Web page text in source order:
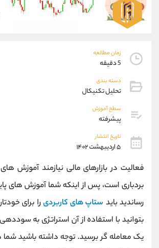
زمان مطالعه
5 دقیقه
دسته بندی
تحلیل تکنیکال
سطح آموزش
پیشرفته
تاریخ انتشار
۵ اردیبهشت ۱۴۰۲
فعالیت در بازارهای مالی نیازمند آموزش
بردباری است، پس از اینکه شما آموزش های
رساندید باید ستاپ های کاربردی را برای
بتوانید با استفاده از آن استراتژی به
یک معامله گر برسید. توجه داشته باشید شما در
واتساپ
تلگرام
پشتیبان فروش
موبایل
اطلاعات تماس
تلفن
بدون پیش شماره
اینستاگرام
کانال تلگرام